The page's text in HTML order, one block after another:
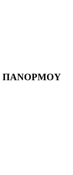
ΠΑΝΟΡΜΟΥ